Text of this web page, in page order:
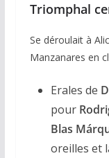
Triomphal
Se déroulait à
Manzanares en
Erales de
pour
Blas
oreilles et